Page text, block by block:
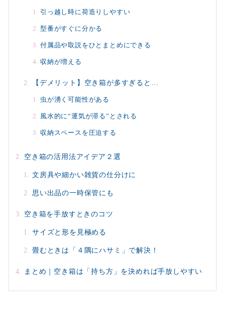
引っ越し時に荷造りしやすい
型番がすぐに分かる
付属品や取説をひとまとめにできる
収納が増える
【デメリット】空き箱が多すぎると…
虫が湧く可能性がある
風水的に“運気が滞る”とされる
収納スペースを圧迫する
空き箱の活用法アイデア２選
文房具や細かい雑貨の仕分けに
思い出品の一時保管にも
空き箱を手放すときのコツ
サイズと形を見極める
畳むときは「４隅にハサミ」で解決！
まとめ｜空き箱は「持ち方」を決めれば手放しやすい